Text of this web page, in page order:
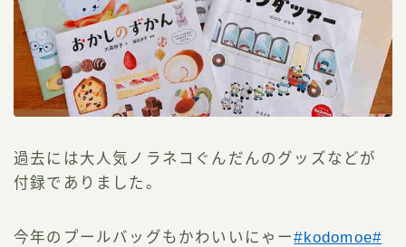
過去には大人気ノラネコぐんだんのグッズなどが
付録でありました。
今年のプールバッグもかわいいにゃー#kodomoe#